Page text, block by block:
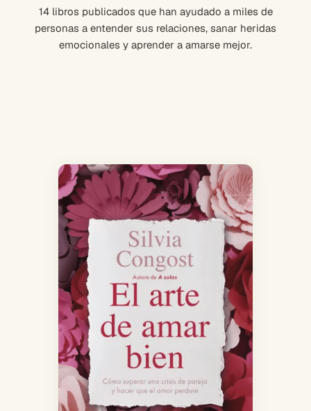
14 libros publicados que han ayudado a miles de
personas a entender sus relaciones, sanar heridas
emocionales y aprender a amarse mejor.